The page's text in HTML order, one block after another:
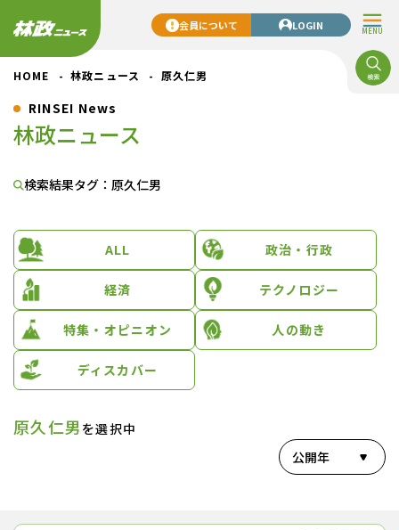
MENU
会員について LOGIN
HOME 林政ニュース 原久仁男
RINSEI News
林政ニュース
検索結果タグ：原久仁男
ALL 政治・行政
経済 テクノロジー
特集・オピニオン 人の動き
ディスカバー
原久仁男 を選択中
公開年